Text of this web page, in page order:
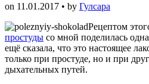
on 11.01.2017 • by Гулсара
Рецептом
простуды со мной поделилась
ещё сказала, что это настоящее
только при простуде, но и при
дыхательных путей.